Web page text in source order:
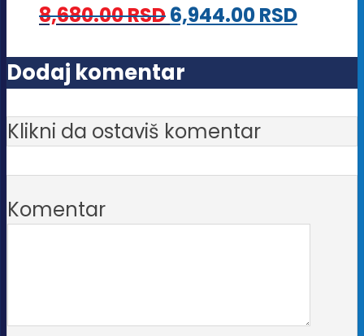
mogu
biti
izabrane
na
stranici
proizvoda.
8,680.00RSD6,944.00RSD
Dodaj komentar
Klikni da ostaviš komentar
Komentar